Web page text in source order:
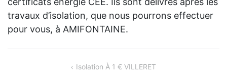
travaux d’isolation, que nous pourrons effectuer
pour vous, à AMIFONTAINE.
Isolation À 1 € VILLERET